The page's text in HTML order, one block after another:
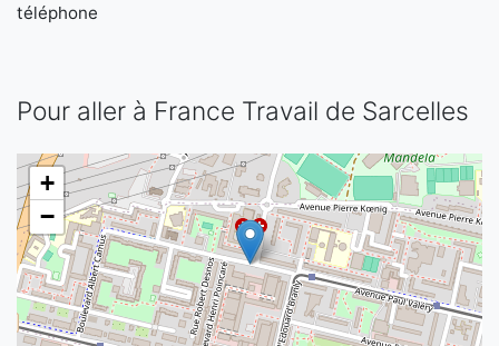
téléphone
Pour aller à France Travail de Sarcelles
+
−